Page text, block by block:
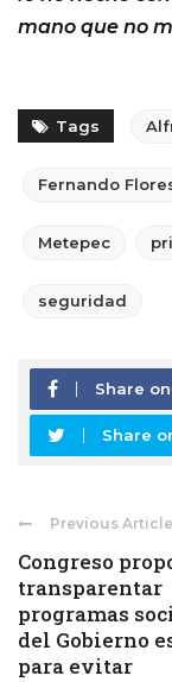
mano que no
Tags
Fernando
Metepec
seguridad
Share
Share
Previous Article
Congreso
transparentar
programas
del Gobierno
para evitar